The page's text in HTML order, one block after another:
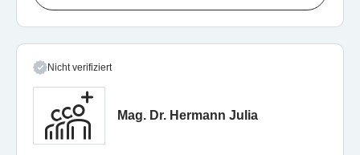
Nicht verifiziert
Mag. Dr. Hermann Julia